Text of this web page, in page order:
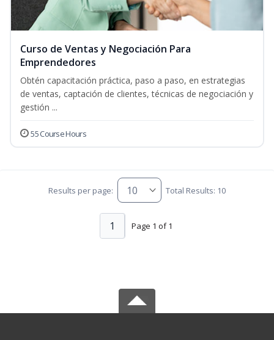
Curso de Ventas y Negociación Para
Emprendedores
Obtén capacitación práctica, paso a paso, en estrategias
de ventas, captación de clientes, técnicas de negociación y
gestión ...
55 Course Hours
Results per page: Total Results: 10
Page 1 of 1
1